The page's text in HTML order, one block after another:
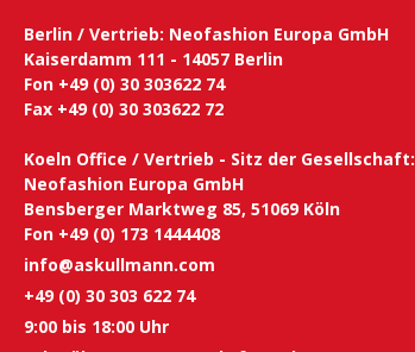
Berlin / Vertrieb: Neofashion Europa GmbH
Kaiserdamm 111 - 14057 Berlin
Fon +49 (0) 30 303622 74
Fax +49 (0) 30 303622 72
Koeln Office / Vertrieb - Sitz der Gesellschaft:
Neofashion Europa GmbH
Bensberger Marktweg 85, 51069 Köln
Fon +49 (0) 173 1444408
info@askullmann.com
+49 (0) 30 303 622 74
9:00 bis 18:00 Uhr